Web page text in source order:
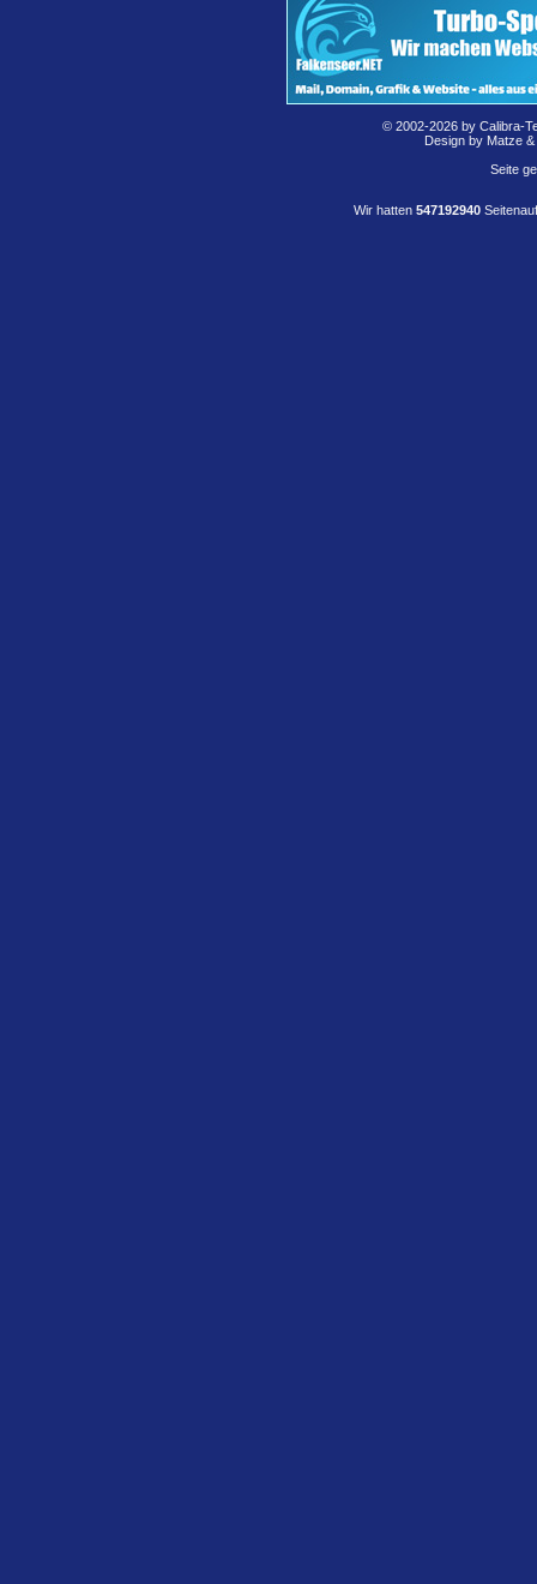
© 2002-2026 by Calibra-
Design by Matze
Seite
Wir hatten 547192940